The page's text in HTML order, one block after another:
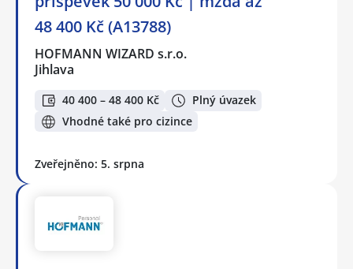
48 400 Kč (A13788)
HOFMANN WIZARD s.r.o.
Jihlava
40 400 – 48 400 Kč
Plný úvazek
Vhodné také pro cizince
Zveřejněno: 5. srpna